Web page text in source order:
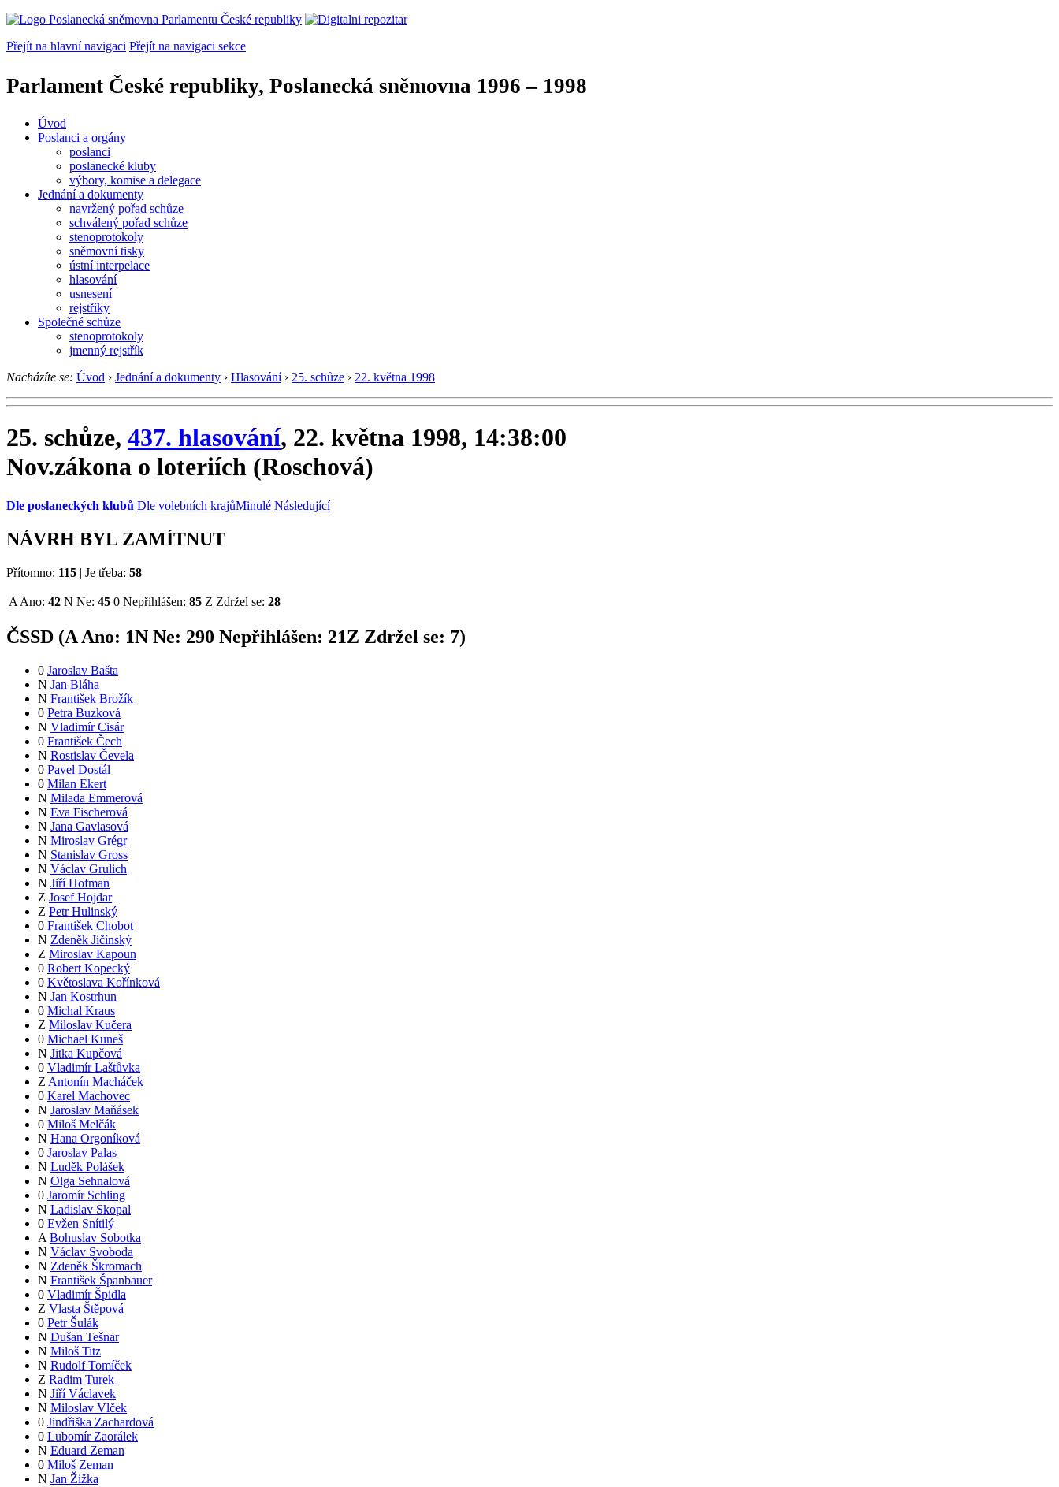
Přejít na hlavní navigaci Přejít na navigaci sekce
Parlament České republiky, Poslanecká sněmovna 1996 – 1998
Úvod
Poslanci a orgány
poslanci
poslanecké kluby
výbory, komise a delegace
Jednání a dokumenty
navržený pořad schůze
schválený pořad schůze
stenoprotokoly
sněmovní tisky
ústní interpelace
hlasování
usnesení
rejstříky
Společné schůze
stenoprotokoly
jmenný rejstřík
Nacházíte se: Úvod › Jednání a dokumenty › Hlasování › 25. schůze › 22. května 1998
25. schůze, 437. hlasování, 22. května 1998, 14:38:00
Nov.zákona o loteriích (Roschová)
Dle poslaneckých klubů Dle volebních krajůMinulé Následující
NÁVRH BYL ZAMÍTNUT
Přítomno: 115 | Je třeba: 58
A Ano: 42 N Ne: 45 0 Nepřihlášen: 85 Z Zdržel se: 28
ČSSD (AAno: 1N Ne: 290 Nepřihlášen: 21Z Zdržel se: 7)
0 Jaroslav Bašta
N Jan Bláha
N František Brožík
0 Petra Buzková
N Vladimír Cisár
0 František Čech
N Rostislav Čevela
0 Pavel Dostál
0 Milan Ekert
N Milada Emmerová
N Eva Fischerová
N Jana Gavlasová
N Miroslav Grégr
N Stanislav Gross
N Václav Grulich
N Jiří Hofman
Z Josef Hojdar
Z Petr Hulinský
0 František Chobot
N Zdeněk Jičínský
Z Miroslav Kapoun
0 Robert Kopecký
0 Květoslava Kořínková
N Jan Kostrhun
0 Michal Kraus
Z Miloslav Kučera
0 Michael Kuneš
N Jitka Kupčová
0 Vladimír Laštůvka
Z Antonín Macháček
0 Karel Machovec
N Jaroslav Maňásek
0 Miloš Melčák
N Hana Orgoníková
0 Jaroslav Palas
N Luděk Polášek
N Olga Sehnalová
0 Jaromír Schling
N Ladislav Skopal
0 Evžen Snítilý
A Bohuslav Sobotka
N Václav Svoboda
N Zdeněk Škromach
N František Španbauer
0 Vladimír Špidla
Z Vlasta Štěpová
0 Petr Šulák
N Dušan Tešnar
N Miloš Titz
N Rudolf Tomíček
Z Radim Turek
N Jiří Václavek
N Miloslav Vlček
0 Jindřiška Zachardová
0 Lubomír Zaorálek
N Eduard Zeman
0 Miloš Zeman
N Jan Žižka